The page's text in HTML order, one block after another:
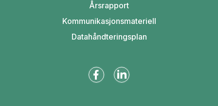
Årsrapport
Kommunikasjonsmateriell
Datahåndteringsplan